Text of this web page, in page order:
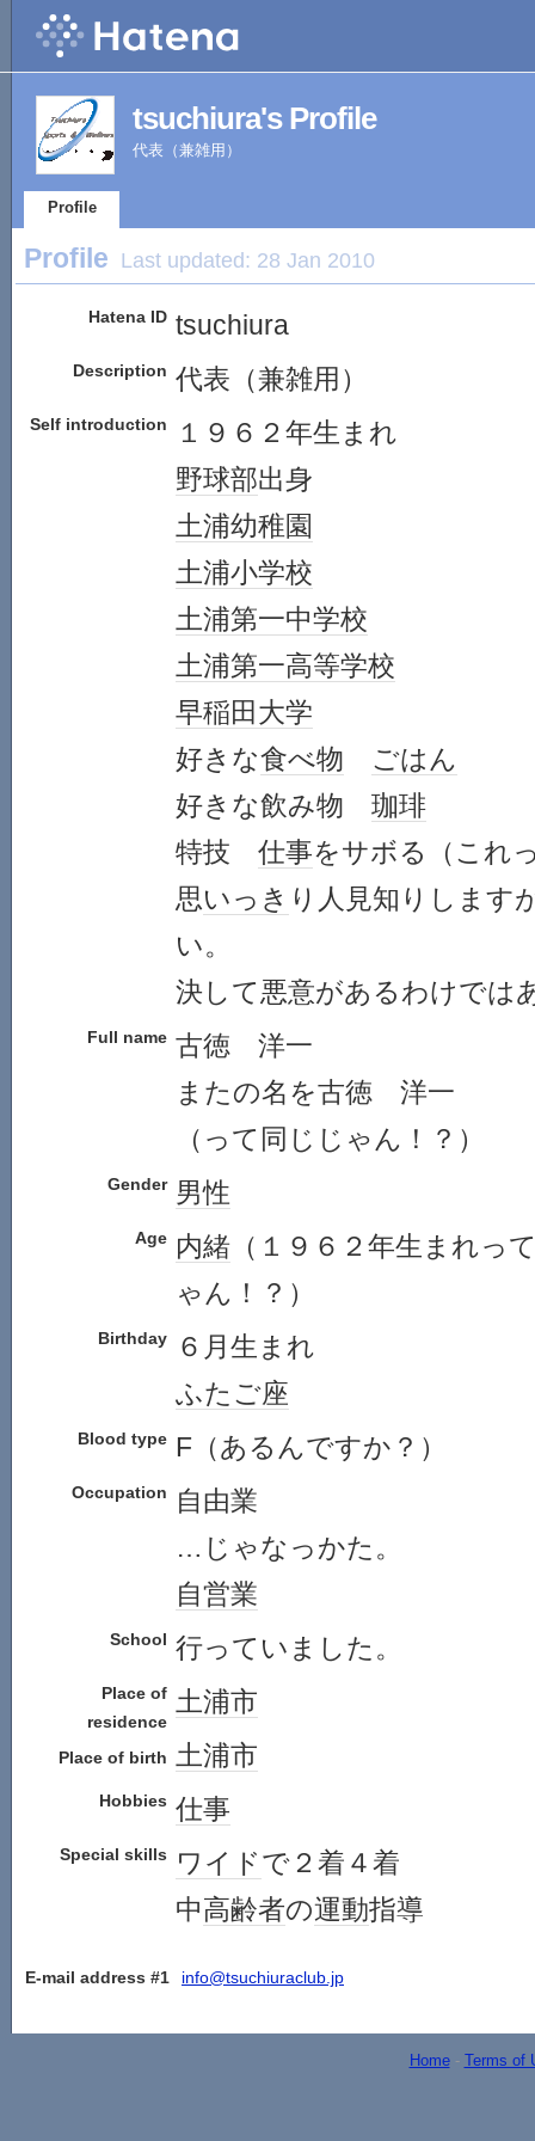
tsuchiura's Profile
代表（兼雑用）
Profile
Profile Last updated: 28 Jan 2010
Hatena ID tsuchiura
Description 代表（兼雑用）
Self introduction
１９６２年生まれ
野球部出身
土浦幼稚園
土浦小学校
土浦第一中学校
土浦第一高等学校
早稲田大学
好きな食べ物
ごはん
好きな飲み物 珈琲
特技 仕事をサボる（これ
思いっき り人見知りします
い。
決して悪意があるわけでは
Full name 古徳 洋一
またの名を古徳 洋一
（って同じじゃん！？）
Gender 男性
Age 内緒 （１９６２年生まれっ
ゃん！？）
Birthday
６月生まれ
ふたご座
Blood type F（あるんですか？）
Occupation
自由業
…じゃなっかた。
自営業
School 行っていました。
Place of
residence
土浦市
Place of birth 土浦市
Hobbies 仕事
Special skills ワイドで２着４着
中高齢者の運動指導
E-mail address #1 info@tsuchiuraclub.jp
Home- Terms of